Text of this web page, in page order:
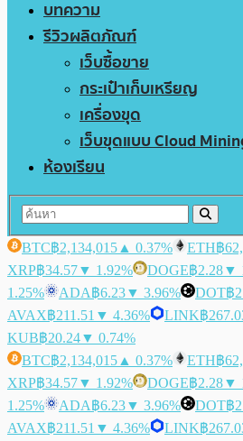
บทความ
รีวิวผลิตภัณฑ์
เว็บซื้อขาย
กระเป๋าเก็บเหรียญ
เครื่องขุด
เว็บขุดแบบ Cloud
ห้องเรียน
BTC฿2,134,015 ▲ 0.37% ETH฿
XRP฿34.57▼ 1.92% DOGE฿2.28▼
1.25%
ADA฿6.23▼ 3.96% DOT฿
AVAX฿211.51 ▼ 4.36% LINK฿
KUB฿20.24▼ 0.74%
BTC฿2,134,015 ▲ 0.37% ETH฿
XRP฿34.57▼ 1.92% DOGE฿2.28▼
1.25%
ADA฿6.23▼ 3.96% DOT฿
AVAX฿211.51 ▼ 4.36% LINK฿